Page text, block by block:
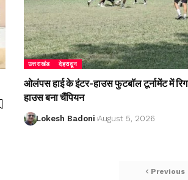
उत्तराखंड देहरादून
ओलंपस हाई के इंटर-हाउस फुटबॉल टूर्नामेंट में रिग
हाउस बना चैंपियन
Lokesh Badoni August 5, 2026
Previous